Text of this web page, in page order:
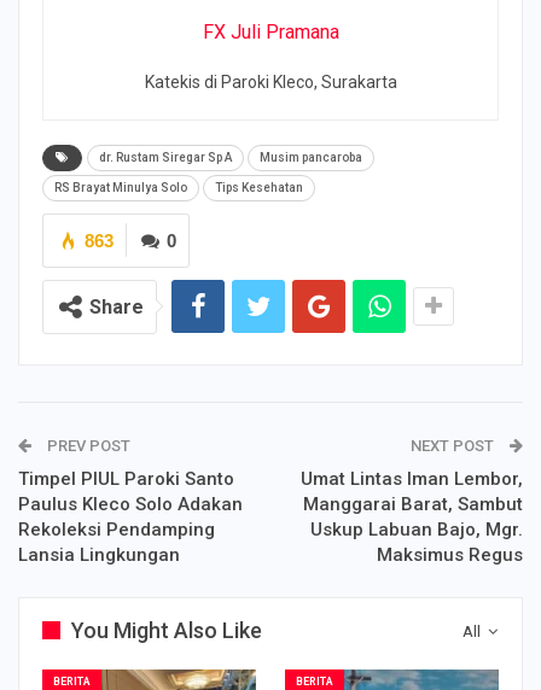
FX Juli Pramana
Katekis di Paroki Kleco, Surakarta
dr. Rustam Siregar Sp A Musim pancaroba
RS Brayat Minulya Solo Tips Kesehatan
0
863
Share
PREV POST
Timpel PIUL Paroki Santo
Paulus Kleco Solo Adakan
Rekoleksi Pendamping
Lansia Lingkungan
NEXT POST
Umat Lintas Iman Lembor,
Manggarai Barat, Sambut
Uskup Labuan Bajo, Mgr.
Maksimus Regus
All
You Might Also Like
BERITA BERITA